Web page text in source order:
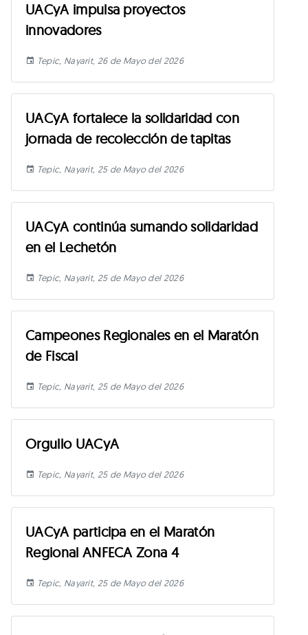
UACyA impulsa proyectos
innovadores
Tepic, Nayarit, 26 de Mayo del 2026
UACyA fortalece la solidaridad con
jornada de recolección de tapitas
Tepic, Nayarit, 25 de Mayo del 2026
UACyA continúa sumando solidaridad
en el Lechetón
Tepic, Nayarit, 25 de Mayo del 2026
Campeones Regionales en el Maratón
de Fiscal
Tepic, Nayarit, 25 de Mayo del 2026
Orgullo UACyA
Tepic, Nayarit, 25 de Mayo del 2026
UACyA participa en el Maratón
Regional ANFECA Zona 4
Tepic, Nayarit, 25 de Mayo del 2026